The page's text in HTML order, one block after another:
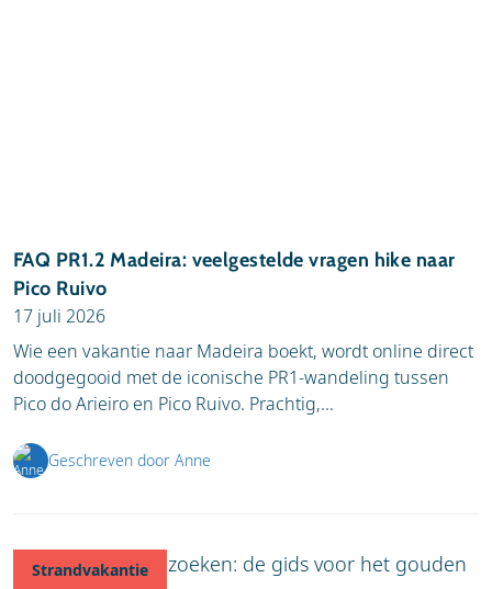
FAQ PR1.2 Madeira: veelgestelde vragen hike naar
Pico Ruivo
17 juli 2026
Wie een vakantie naar Madeira boekt, wordt online direct
doodgegooid met de iconische PR1-wandeling tussen
Pico do Arieiro en Pico Ruivo. Prachtig,...
Geschreven door Anne
Strandvakantie